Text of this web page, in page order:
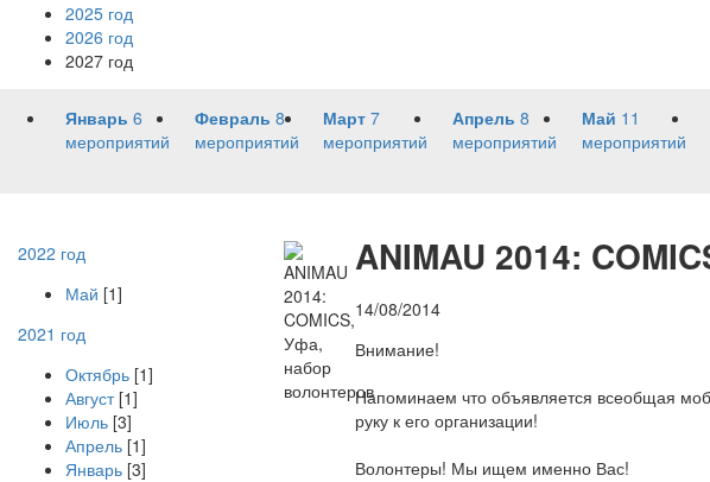
2025 год
2026 год
2027 год
Январь 6
мероприятий
Февраль 8
мероприятий
Март 7
мероприятий
Апрель 8
мероприятий
Май 11
мероприятий
2022 год
Май [1]
2021 год
Октябрь [1]
Август[1]
Июль [3]
Апрель [1]
Январь [3]
ANIMAU 2014:
14/08/2014
Внимание!
Напоминаем что объявляется всеобщая
руку к его организации!
Волонтеры! Мы ищем именно Вас!